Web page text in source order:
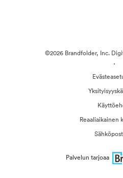
©2026 Brandfolder, Inc.
·
Reaaliaikainen
Palvelun tarjoaa